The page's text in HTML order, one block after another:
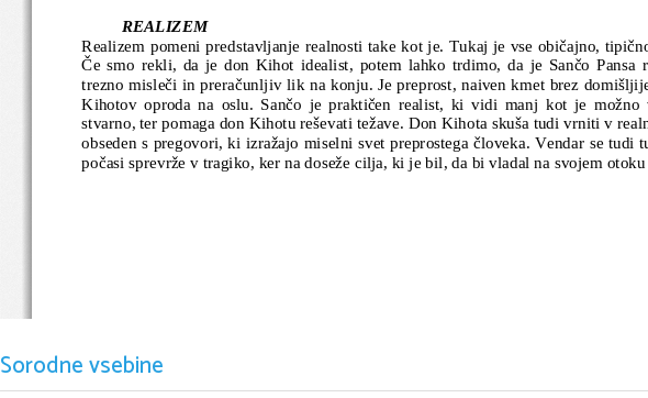
REALIZEM
Realizem pomeni predstavljanje realnosti take kot je. Tukaj je vse običajno,
Če smo rekli, da je don Kihot idealist, potem lahko trdimo, da je Sančo Pansa
trezno misleči in preračunljiv lik na konju. Je preprost, naiven kmet brez
Kihotov oproda na oslu. Sančo je praktičen realist, ki vidi manj kot je
stvarno, ter pomaga don Kihotu reševati težave. Don Kihota skuša tudi vrniti v
obseden s pregovori, ki izražajo miselni svet preprostega človeka. Vendar se tudi
počasi sprevrže v tragiko, ker na doseže cilja, ki je bil, da bi vladal na svojem otoku
Sorodne vsebine